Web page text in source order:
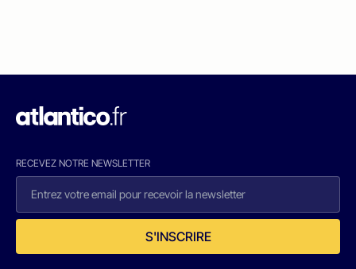
RECEVEZ NOTRE NEWSLETTER
S'INSCRIRE